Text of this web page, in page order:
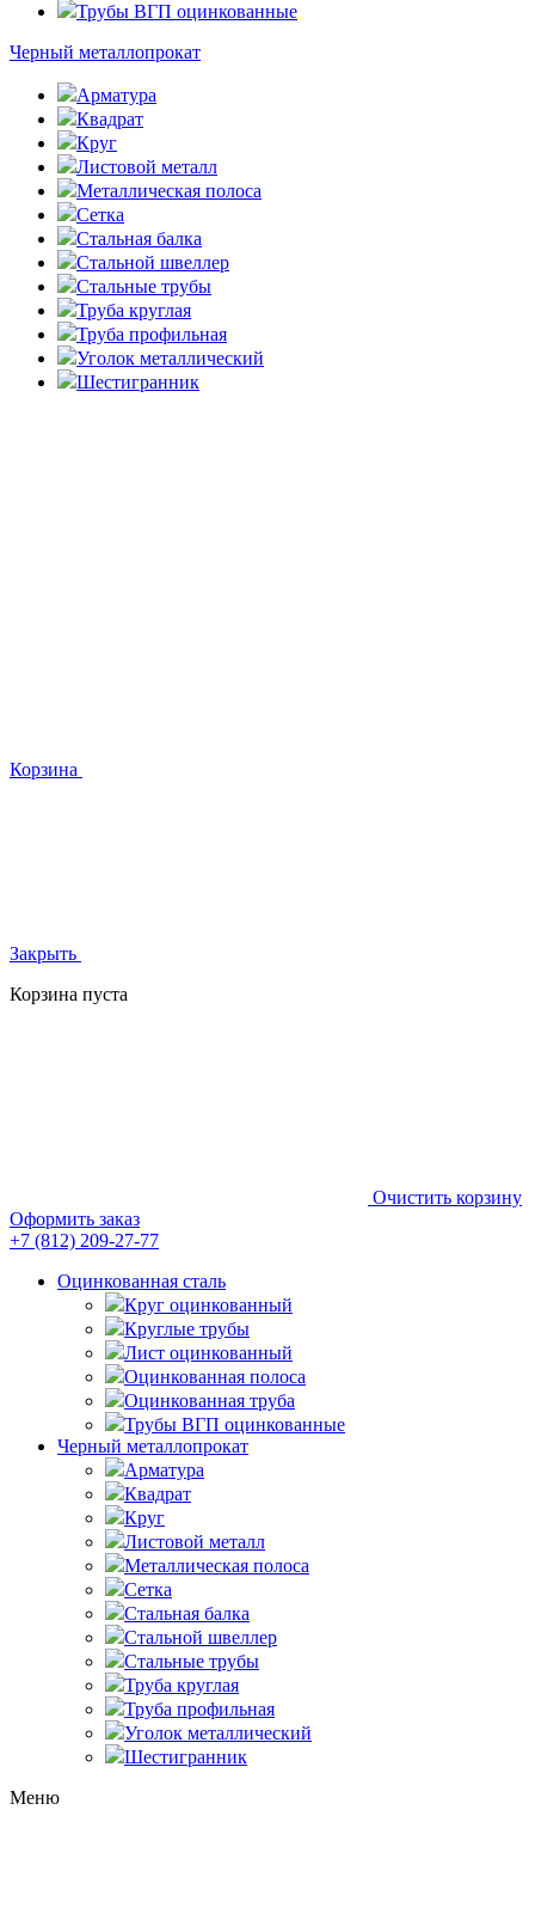
Трубы ВГП оцинкованные
Черный металлопрокат
Арматура
Квадрат
Круг
Листовой металл
Металлическая полоса
Сетка
Стальная балка
Стальной швеллер
Стальные трубы
Труба круглая
Труба профильная
Уголок металлический
Шестигранник
Корзина
Закрыть
Корзина пуста
Очистить корзину
Оформить заказ
+7 (812) 209-27-77
Оцинкованная сталь
Круг оцинкованный
Круглые трубы
Лист оцинкованный
Оцинкованная полоса
Оцинкованная труба
Трубы ВГП оцинкованные
Черный металлопрокат
Арматура
Квадрат
Круг
Листовой металл
Металлическая полоса
Сетка
Стальная балка
Стальной швеллер
Стальные трубы
Труба круглая
Труба профильная
Уголок металлический
Шестигранник
Меню